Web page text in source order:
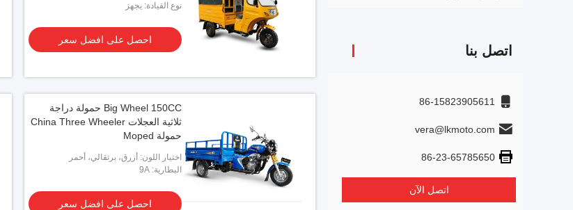
اتصل بنا
86-15823905611
vera@lkmoto.com
86-23-65785650
اتصل الآن
نوع القيادة: يجهز
احصل على افضل سعر
Big Wheel 150CC حمولة دراجة
ثلاثية العجلات China Three Wheeler
حمولة Moped
اختيار اللون: أزرق، برتقالي، أحمر
البطارية: 9A
احصل على افضل سعر